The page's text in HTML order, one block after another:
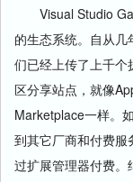
Visual Studio
的生态系统。自从
们已经上传了上千个
区分享站点，就像
Marketplace一样。
到其它厂商和付费服
过扩展管理器付费